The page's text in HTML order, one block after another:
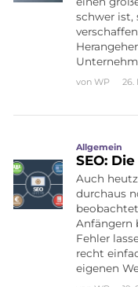
schwer ist,
vonWP 26.
Allgemein
SEO:
Auch
durchaus
Anfängern
Fehler
recht
eigenen